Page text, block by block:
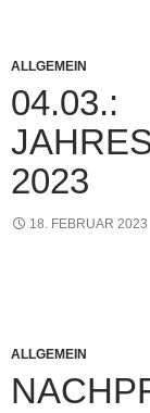
ALLGEMEIN
04.03.:
2023
18. FEBRUAR 2023
ALLGEMEIN